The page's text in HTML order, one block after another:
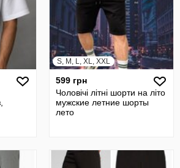
S, M, L, XL, XXL
599 грн
Чоловічі літні шорти на літо
мужские летние шорты
лето